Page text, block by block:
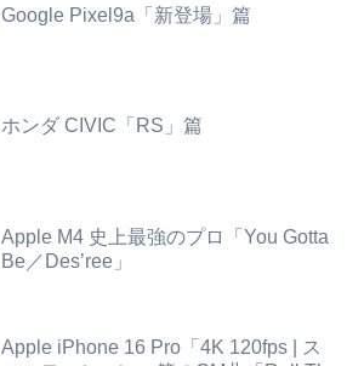
Google Pixel9a「新登場」篇
ホンダ CIVIC「RS」篇
Apple M4 史上最強のプロ「You Gotta
Be／Des’ree」
Apple iPhone 16 Pro「4K 120fps | ス